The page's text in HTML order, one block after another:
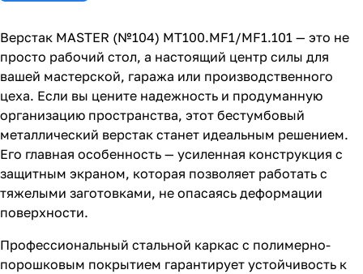
Верстак MASTER (№104) MT100.MF1/MF1.101 — это не
просто рабочий стол, а настоящий центр силы для
вашей мастерской, гаража или производственного
цеха. Если вы цените надежность и продуманную
организацию пространства, этот бестумбовый
металлический верстак станет идеальным решением.
Его главная особенность — усиленная конструкция с
защитным экраном, которая позволяет работать с
тяжелыми заготовками, не опасаясь деформации
поверхности.
Профессиональный стальной каркас с полимерно-
порошковым покрытием гарантирует устойчивость к